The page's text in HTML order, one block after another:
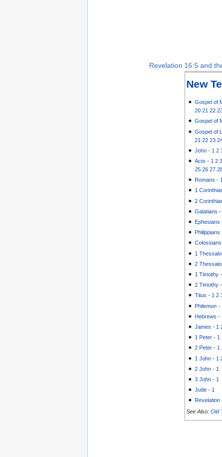
Revelation 16:5 and
New
Gospel of
20 21 22
Gospel of
Gospel of
21 22 23
John - 1 2
Acts - 1 2
25 26 27
Romans -
1
2
Galatians
Ephesians
Philippians
Colossians
1
2
1 Timothy
2 Timothy
Titus - 1 2
Philemon -
Hebrews -
James - 1
1 Peter - 1
2 Peter -1
1 John - 1
2 John - 1
3 John - 1
Jude - 1
Revelation
See Also: Old